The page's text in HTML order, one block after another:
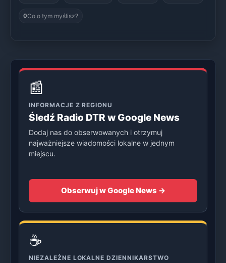
0Co o tym myślisz?
📰
INFORMACJE Z REGIONU
Śledź Radio DTR w Google News
Dodaj nas do obserwowanych i otrzymuj
najważniejsze wiadomości lokalne w jednym
miejscu.
Obserwuj w Google News →
☕
NIEZALEŻNE LOKALNE DZIENNIKARSTWO